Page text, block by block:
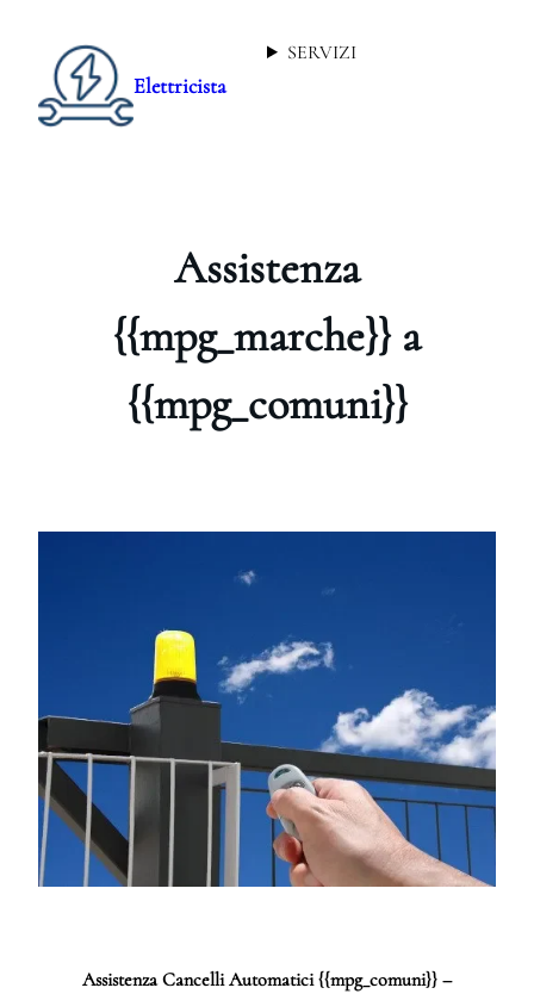
Elettricista
SERVIZI
Assistenza
{{mpg_marche}} a
{{mpg_comuni}}
Assistenza Cancelli Automatici {{mpg_comuni}} –